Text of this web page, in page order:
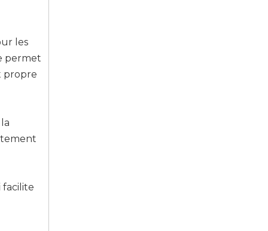
les
permet
propre
facilite